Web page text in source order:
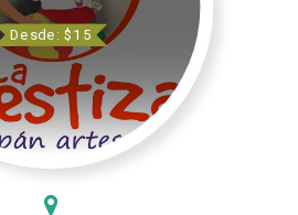
Desde: $15